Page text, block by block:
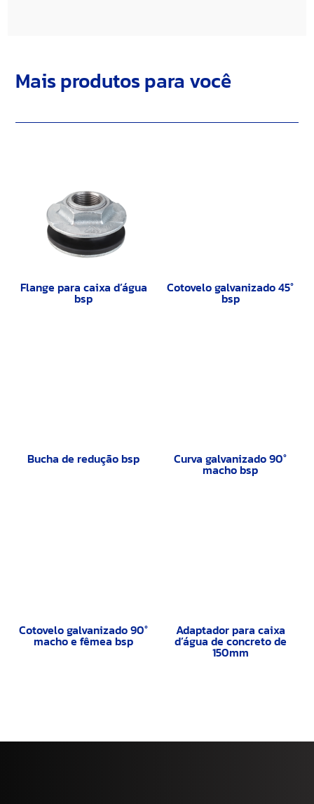
Mais produtos para você
Flange para caixa d’água
bsp
Cotovelo galvanizado 45°
bsp
Bucha de redução bsp Curva galvanizado 90°
macho bsp
Cotovelo galvanizado 90°
macho e fêmea bsp
Adaptador para caixa
d’água de concreto de
150mm